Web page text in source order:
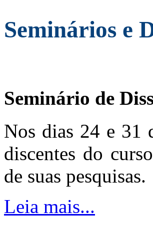
Seminários e
Seminário de
Nos dias 24 e 31
discentes do
de suas pesquisas.
Leia mais...